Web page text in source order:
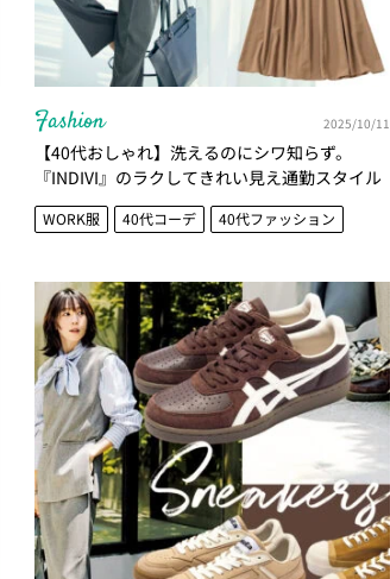
Fashion 2025/10/11
【40代おしゃれ】洗えるのにシワ知らず。
『INDIVI』のラクしてきれい見え通勤スタイル
３選
WORK服 40代コーデ 40代ファッション